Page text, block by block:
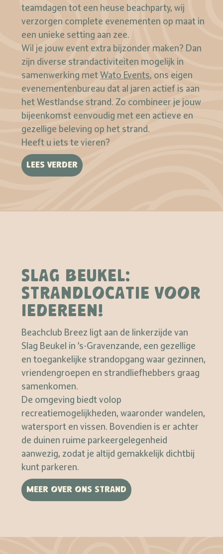
teamdagen tot een heuse beachparty, wij
verzorgen complete evenementen op maat in
een unieke setting aan zee.
Wil je jouw event extra bijzonder maken? Dan
zijn diverse strandactiviteiten mogelijk in
samenwerking metWato Events, ons eigen
evenementenbureau dat al jaren actief is aan
het Westlandse strand. Zo combineer je jouw
bijeenkomst eenvoudig met een actieve en
gezellige beleving op het strand.
Heeft u iets te vieren?
LEES VERDER
SLAG BEUKEL:
STRANDLOCATIE VOOR
IEDEREEN!
Beachclub Breez ligt aan de linkerzijde van
Slag Beukel in ’s-Gravenzande, een gezellige
en toegankelijke strandopgang waar gezinnen,
vriendengroepen en strandliefhebbers graag
samenkomen.
De omgeving biedt volop
recreatiemogelijkheden, waaronder wandelen,
watersport en vissen. Bovendien is er achter
de duinen ruime parkeergelegenheid
aanwezig, zodat je altijd gemakkelijk dichtbij
kunt parkeren.
MEER OVER ONS STRAND